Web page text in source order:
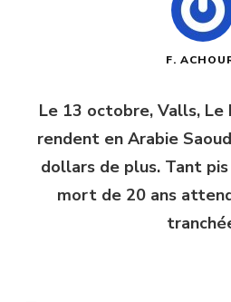
F.
Le 13 octobre, Valls, Le
rendent en Arabie
dollars de plus. Tant pis
mort de 20 ans